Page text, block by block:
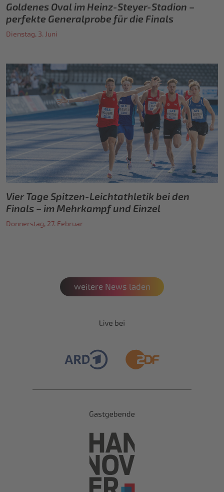
Goldenes Oval im Heinz-Steyer-Stadion –
perfekte Generalprobe für die Finals
Dienstag, 3. Juni
Vier Tage Spitzen-Leichtathletik bei den
Finals – im Mehrkampf und Einzel
Donnerstag, 27. Februar
weitere News laden